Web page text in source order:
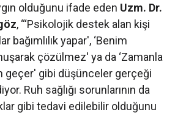
olduğunu ifade eden Uzm. Dr.
, “‘Psikolojik destek alan kişi
bağımlılık yapar', ‘Benim
çözülmez' ya da ‘Zamanla
geçer' gibi düşünceler gerçeği
Ruh sağlığı sorunlarının da
gibi tedavi edilebilir olduğunu